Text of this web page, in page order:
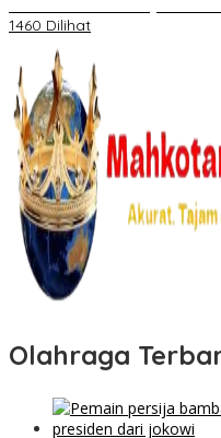
1460 Dilihat
Olahraga